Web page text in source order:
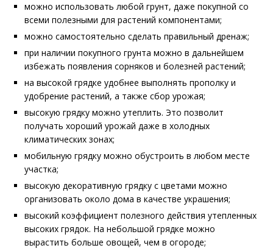
можно использовать любой грунт, даже покупной со
всеми полезными для растений компонентами;
можно самостоятельно сделать правильный дренаж;
при наличии покупного грунта можно в дальнейшем
избежать появления сорняков и болезней растений;
на высокой грядке удобнее выполнять прополку и
удобрение растений, а также сбор урожая;
высокую грядку можно утеплить. Это позволит
получать хороший урожай даже в холодных
климатических зонах;
мобильную грядку можно обустроить в любом месте
участка;
высокую декоративную грядку с цветами можно
организовать около дома в качестве украшения;
высокий коэффициент полезного действия утепленных
высоких грядок. На небольшой грядке можно
вырастить больше овощей, чем в огороде;